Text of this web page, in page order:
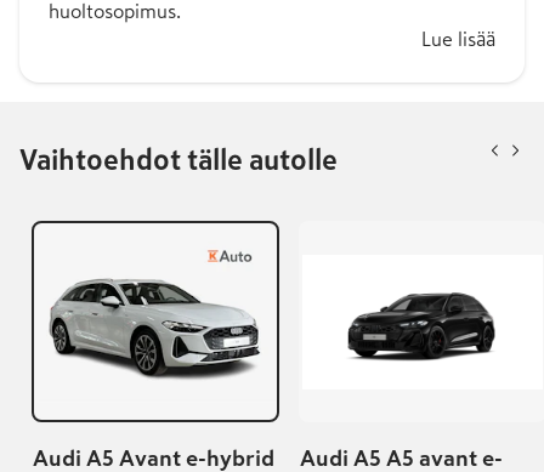
huoltosopimus.
Lue lisää
Vaihtoehdot tälle autolle
Audi A5 Avant e-hybrid
Audi A5 A5 avant e-